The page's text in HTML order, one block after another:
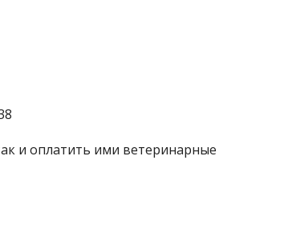
и оплатить ими ветеринарные